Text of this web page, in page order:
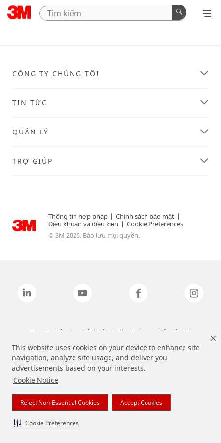
This website uses cookies on your device to enhance site
navigation, analyze site usage, and deliver you
advertisements based on your interests.
Cookie Notice
Reject Non-Essential Cookies Accept Cookies
Cookie Preferences
CÔNG TY CHÚNG TÔI
TIN TỨC
QUẢN LÝ
TRỢ GIÚP
Thông tin hợp pháp | Chính sách bảo mật |
Điều khoản và điều kiện | Cookie Preferences
© 3M 2026. Bảo lưu mọi quyền.
Các nhãn hiệu được liệt kê ở trên là các thương hiệu của 3M.